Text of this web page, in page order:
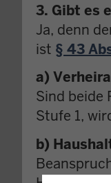
3. Gibt es
Ja, denn
ist § 43
a)
Sind beide
Stufe 1,
b)